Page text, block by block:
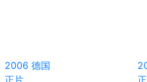
2006 德国
正片